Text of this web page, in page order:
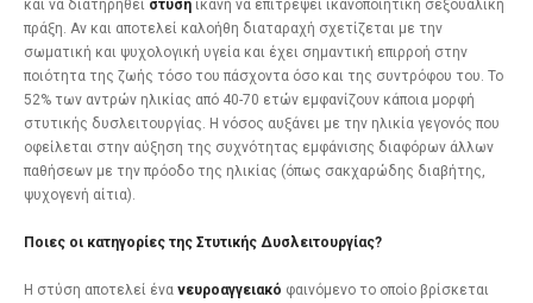
και να διατηρηθεί στύση ικανή να επιτρέψει ικανοποιητική σεξουαλική
πράξη. Αν και αποτελεί καλοήθη διαταραχή σχετίζεται με την
σωματική και ψυχολογική υγεία και έχει σημαντική επιρροή στην
ποιότητα της ζωής τόσο του πάσχοντα όσο και της συντρόφου του. Το
52% των αντρών ηλικίας από 40-70 ετών εμφανίζουν κάποια μορφή
στυτικής δυσλειτουργίας. Η νόσος αυξάνει με την ηλικία γεγονός που
οφείλεται στην αύξηση της συχνότητας εμφάνισης διαφόρων άλλων
παθήσεων με την πρόοδο της ηλικίας (όπως σακχαρώδης διαβήτης,
ψυχογενή αίτια).
Ποιες οι κατηγορίες της Στυτικής Δυσλειτουργίας?
Η στύση αποτελεί ένα νευροαγγειακό φαινόμενο το οποίο βρίσκεται